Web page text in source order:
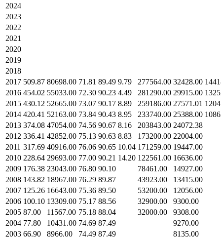
2024
2023
2022
2021
2020
2019
2018
2017 509.87 80698.00 71.81 89.49 9.79 277564.00 32428.00
2016 454.02 55033.00 72.30 90.23 4.49 281290.00 29915.00
2015 430.12 52665.00 73.07 90.17 8.89 259186.00 27571.01
2014 420.41 52163.00 73.84 90.43 8.95 233740.00 25388.00
2013 374.08 47054.00 74.56 90.67 8.16 203843.00 24072.38
2012 336.41 42852.00 75.13 90.63 8.83 173200.00 22004.00
2011 317.69 40916.00 76.06 90.65 10.04 171259.00 19447.00
2010 228.64 29693.00 77.00 90.21 14.20 122561.00 16636.00
2009 176.38 23043.00 76.80 90.10 78461.00
14927.00
2008 143.82 18967.00 76.29 89.87 43923.00
13415.00
2007 125.26 16643.00 75.36 89.50 53200.00
12056.00
2006 100.10 13309.00 75.17 88.56 32900.00
9300.00
2005 87.00 11567.00 75.18 88.04 32000.00
9308.00
2004 77.80 10431.00 74.69 87.49
9270.00
2003 66.90 8966.00 74.49 87.49
8135.00